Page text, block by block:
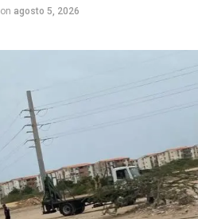
on agosto 5, 2026